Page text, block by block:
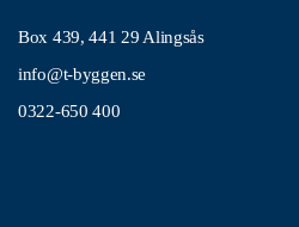
Box 439, 441 29 Alingsås
info@t-byggen.se
0322-650 400